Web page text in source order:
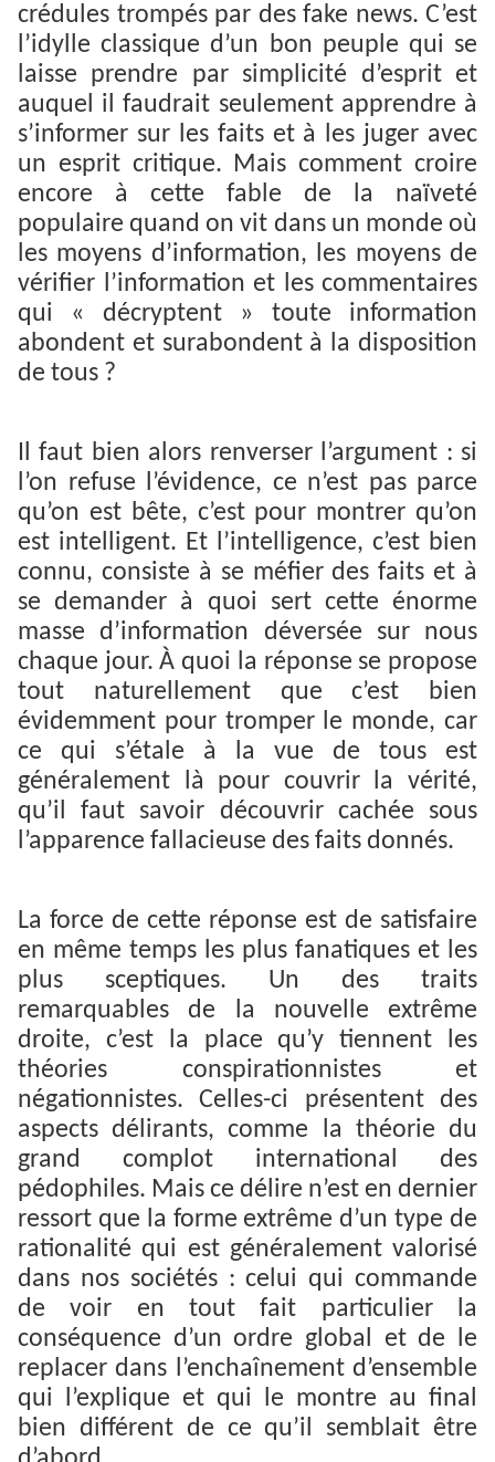
crédules trompés par des fake news. C’est
l’idylle classique d’un bon peuple qui se
laisse prendre par simplicité d’esprit et
auquel il faudrait seulement apprendre à
s’informer sur les faits et à les juger avec
un esprit critique. Mais comment croire
encore à cette fable de la naïveté
populaire quand on vit dans un monde où
les moyens d’information, les moyens de
vérifier l’information et les commentaires
qui « décryptent » toute information
abondent et surabondent à la disposition
de tous ?
Il faut bien alors renverser l’argument : si
l’on refuse l’évidence, ce n’est pas parce
qu’on est bête, c’est pour montrer qu’on
est intelligent. Et l’intelligence, c’est bien
connu, consiste à se méfier des faits et à
se demander à quoi sert cette énorme
masse d’information déversée sur nous
chaque jour. À quoi la réponse se propose
tout naturellement que c’est bien
évidemment pour tromper le monde, car
ce qui s’étale à la vue de tous est
généralement là pour couvrir la vérité,
qu’il faut savoir découvrir cachée sous
l’apparence fallacieuse des faits donnés.
La force de cette réponse est de satisfaire
en même temps les plus fanatiques et les
plus sceptiques. Un des traits
remarquables de la nouvelle extrême
droite, c’est la place qu’y tiennent les
théories conspirationnistes et
négationnistes. Celles-ci présentent des
aspects délirants, comme la théorie du
grand complot international des
pédophiles. Mais ce délire n’est en dernier
ressort que la forme extrême d’un type de
rationalité qui est généralement valorisé
dans nos sociétés : celui qui commande
de voir en tout fait particulier la
conséquence d’un ordre global et de le
replacer dans l’enchaînement d’ensemble
qui l’explique et qui le montre au final
bien différent de ce qu’il semblait être